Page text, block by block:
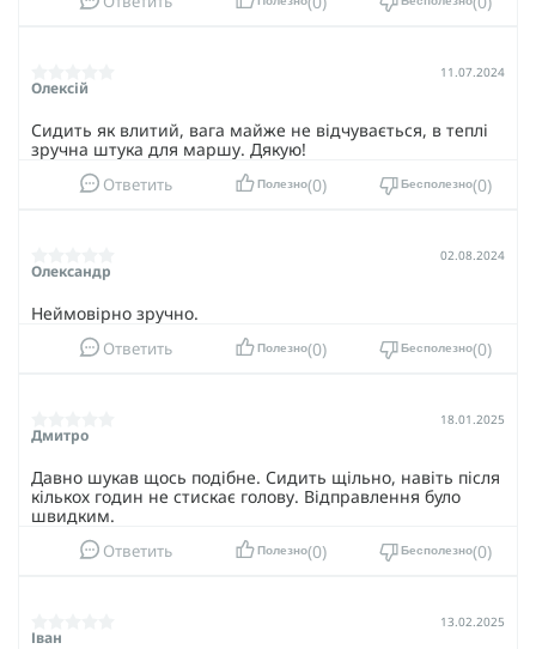
Балістичний шолом "FAST TEAM WENDY", разом із
стильним кавером та чебурашками, стане вашим
надійним союзником у будь-яких завданнях. Це
ефективний захист, комфорт, функціональність та стиль.
Олексій
11.07.2024
Сидить як влитий, вага майже не відчувається, в теплі
зручна штука для маршу. Дякую!
Ответить Полезно 0 Бесполезно 0
Олександр
02.08.2024
Неймовірно зручно.
Ответить Полезно 0 Бесполезно 0
Дмитро
18.01.2025
Давно шукав щось подібне. Сидить щільно, навіть після
кількох годин не стискає голову. Відправлення було
швидким.
Ответить Полезно 0 Бесполезно 0
Іван
13.02.2025